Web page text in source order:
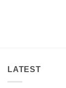
LATEST